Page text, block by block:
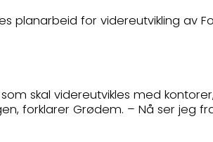
planarbeid for videreutvikling av
skal videreutvikles med
forklarer Grødem. – Nå ser jeg